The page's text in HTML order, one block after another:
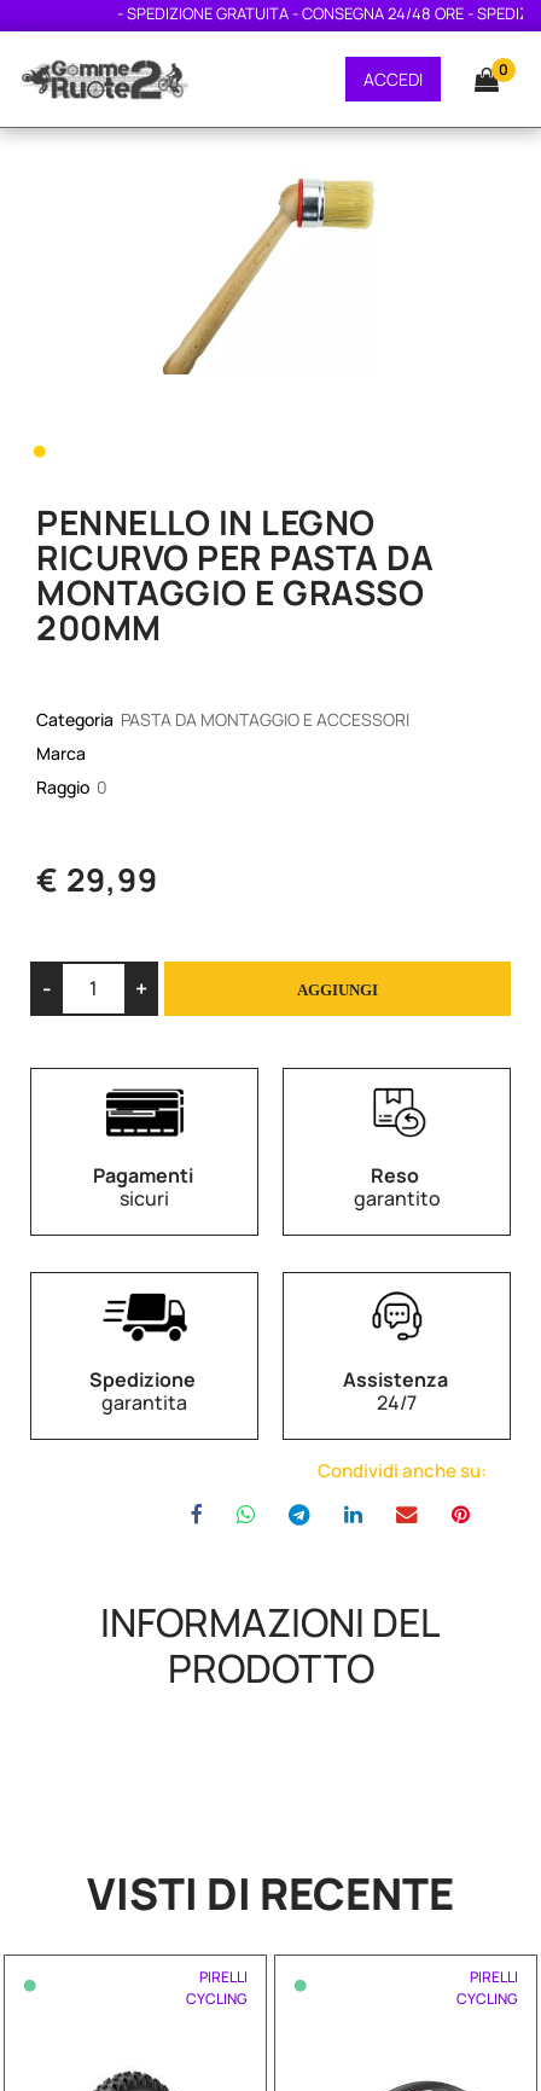
- SPEDIZIONE GRATUITA - CONSEGNA 24/48 ORE -
ACCEDI 0
•
PENNELLO IN LEGNO
RICURVO PER PASTA DA
MONTAGGIO E GRASSO
200MM
Categoria PASTA DA MONTAGGIO E ACCESSORI
Marca
Raggio 0
€ 29,99
AGGIUNGI
Pagamenti
sicuri
Reso
garantito
Spedizione
garantita
Assistenza
24/7
Condividi anche su:
INFORMAZIONI DEL
PRODOTTO
VISTI DI RECENTE
•
PIRELLI
CYCLING
•
PIRELLI
CYCLING